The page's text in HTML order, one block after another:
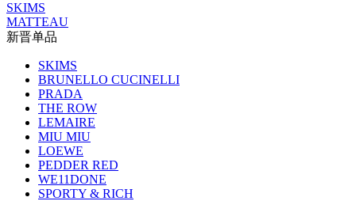
SKIMS
MATTEAU
新晋单品
SKIMS
BRUNELLO CUCINELLI
PRADA
THE ROW
LEMAIRE
MIU MIU
LOEWE
PEDDER RED
WE11DONE
SPORTY & RICH